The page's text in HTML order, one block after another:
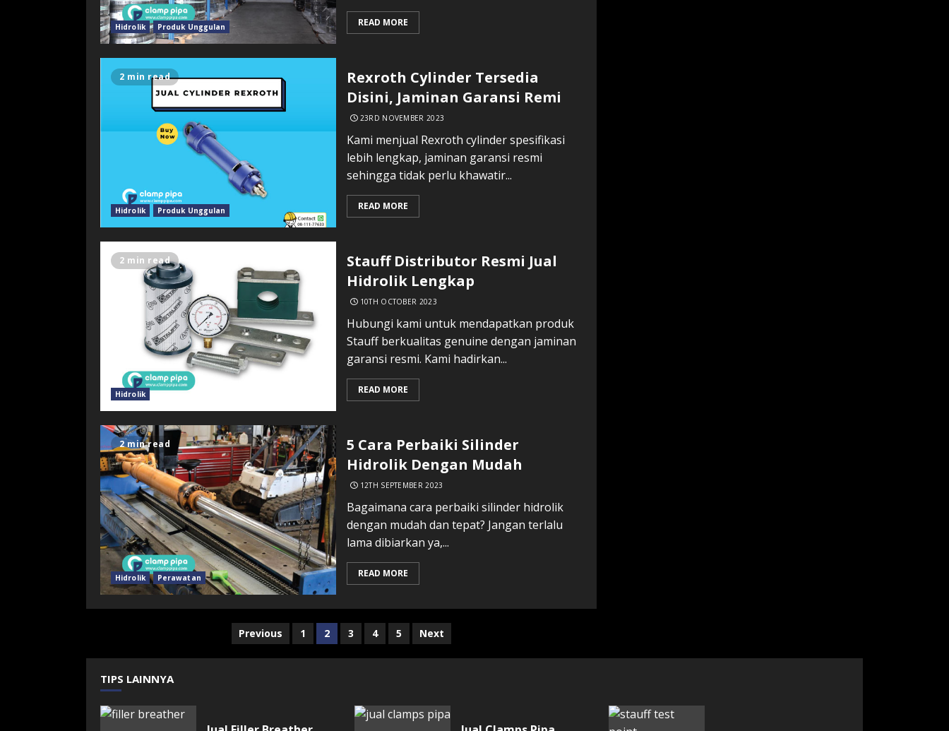
Hidrolik Produk Unggulan READ MORE
2 min read
Hidrolik Produk Unggulan
Rexroth Cylinder Tersedia
Disini, Jaminan Garansi Remi
23RD NOVEMBER 2023
Kami menjual Rexroth cylinder spesifikasi
lebih lengkap, jaminan garansi resmi
sehingga tidak perlu khawatir...
READ MORE
2 min read
Hidrolik
Stauff Distributor Resmi Jual
Hidrolik Lengkap
10TH OCTOBER 2023
Hubungi kami untuk mendapatkan produk
Stauff berkualitas genuine dengan jaminan
garansi resmi. Kami hadirkan...
READ MORE
2 min read
Hidrolik Perawatan
5 Cara Perbaiki Silinder
Hidrolik Dengan Mudah
12TH SEPTEMBER 2023
Bagaimana cara perbaiki silinder hidrolik
dengan mudah dan tepat? Jangan terlalu
lama dibiarkan ya,...
READ MORE
navigation
Previous 1 2 3 4 5 Next
TIPS LAINNYA